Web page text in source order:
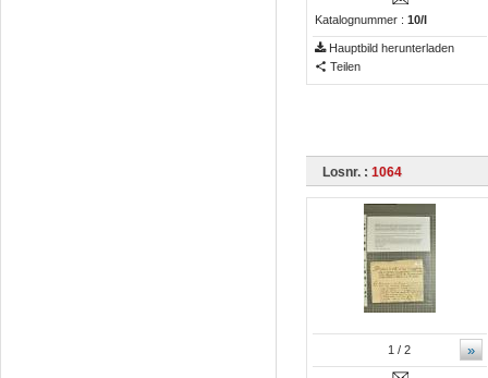
Katalognummer : 10/I
Hauptbild herunterladen
Teilen
Losnr. : 1064
»
1 / 2